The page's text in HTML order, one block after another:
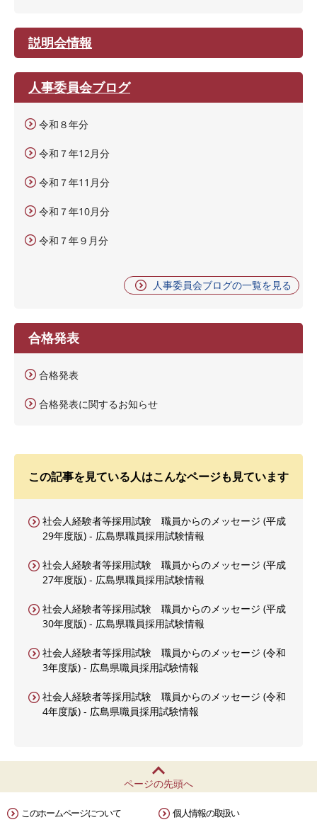
説明会情報
人事委員会ブログ
令和８年分
令和７年12月分
令和７年11月分
令和７年10月分
令和７年９月分
人事委員会ブログの一覧を見る
合格発表
合格発表
合格発表に関するお知らせ
この記事を見ている人はこんなページも見ています
社会人経験者等採用試験 職員からのメッセージ (平成
29年度版) - 広島県職員採用試験情報
社会人経験者等採用試験 職員からのメッセージ (平成
27年度版) - 広島県職員採用試験情報
社会人経験者等採用試験 職員からのメッセージ (平成
30年度版) - 広島県職員採用試験情報
社会人経験者等採用試験 職員からのメッセージ (令和
3年度版) - 広島県職員採用試験情報
社会人経験者等採用試験 職員からのメッセージ (令和
4年度版) - 広島県職員採用試験情報
ページの先頭へ
このホームページについて 個人情報の取扱い